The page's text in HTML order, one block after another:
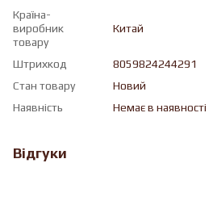
Країна-
виробник
товару
Китай
Штрихкод
8059824244291
Стан товару
Новий
Наявність
Немає в наявності
Відгуки